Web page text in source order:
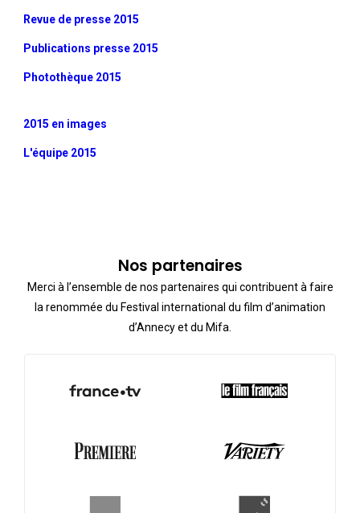
Revue de presse 2015
Publications presse 2015
Photothèque 2015
2015 en images
L'équipe 2015
Nos partenaires
Merci à l’ensemble de nos partenaires qui contribuent à faire
la renommée du Festival international du film d’animation
d’Annecy et du Mifa.